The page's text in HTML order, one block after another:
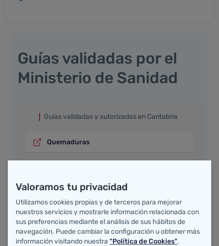
Guías validadas por el
Ministerio de Sanidad
Guías validadas y autorizadas en Cantabria
Quemaduras
Ostomías
Heridas
Valoramos tu privacidad
Utilizamos cookies propias y de terceros para mejorar
nuestros servicios y mostrarle información relacionada con
sus preferencias mediante el análisis de sus hábitos de
navegación. Puede cambiar la configuración u obtener más
información visitando nuestra "Política de Cookies".